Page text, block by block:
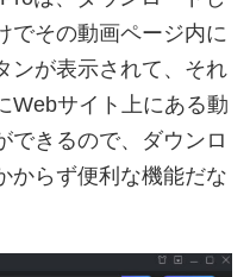
でその動画ページ内に
ンが表示されて、それ
Webサイト上にある動
できるので、ダウンロ
からず便利な機能だな